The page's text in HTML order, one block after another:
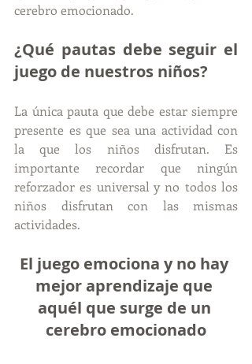
cerebro emocionado.
¿Qué pautas debe seguir el
juego de nuestros niños?
La única pauta que debe estar siempre
presente es que sea una actividad con
la que los niños disfrutan. Es
importante recordar que ningún
reforzador es universal y no todos los
niños disfrutan con las mismas
actividades.
El juego emociona y no hay
mejor aprendizaje que
aquél que surge de un
cerebro emocionado